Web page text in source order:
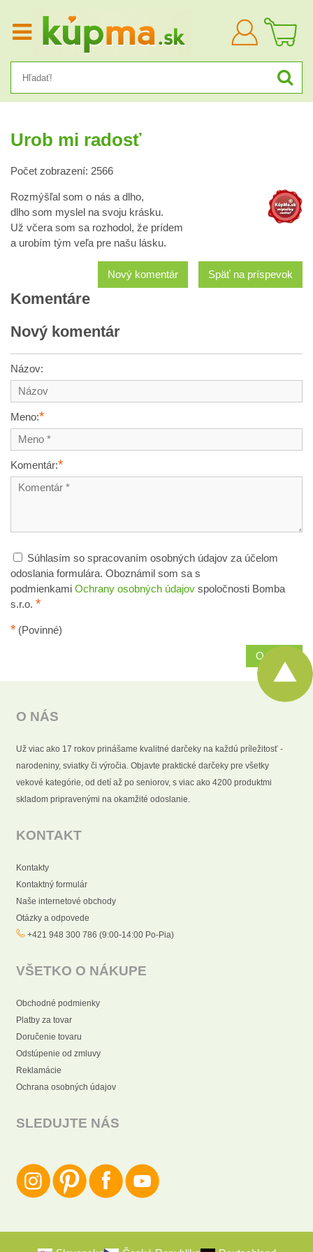
Prihlásiť
sa
Urob mi radosť
Počet zobrazení: 2566
Rozmýšľal som o nás a dlho,
dlho som myslel na svoju krásku.
Už včera som sa rozhodol, že prídem
a urobím tým veľa pre našu lásku.
Späť na príspevok
Nový komentár
Komentáre
Nový komentár
Názov:
Meno:*
Komentár:*
Súhlasím so spracovaním osobných údajov za účelom
odoslania formulára. Oboznámil som sa s
podmienkami Ochrany osobných údajov spoločnosti Bomba
s.r.o. *
* (Povinné)
Odoslať
O NÁS
Už viac ako 17 rokov prinášame kvalitné darčeky na každú príležitosť -
narodeniny, sviatky či výročia. Objavte praktické darčeky pre všetky
vekové kategórie, od detí až po seniorov, s viac ako 4200 produktmi
skladom pripravenými na okamžité odoslanie.
KONTAKT
Kontakty
Kontaktný formulár
Naše internetové obchody
Otázky a odpovede
+421 948 300 786 (9:00-14:00 Po-Pia)
VŠETKO O NÁKUPE
Obchodné podmienky
Platby za tovar
Doručenie tovaru
Odstúpenie od zmluvy
Reklamácie
Ochrana osobných údajov
SLEDUJTE NÁS